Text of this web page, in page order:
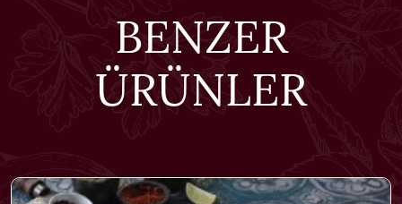
BENZER
ÜRÜNLER